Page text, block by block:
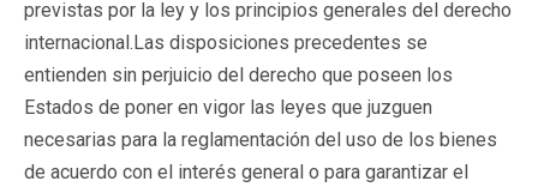
previstas por la ley y los principios generales del derecho
internacional.Las disposiciones precedentes se
entienden sin perjuicio del derecho que poseen los
Estados de poner en vigor las leyes que juzguen
necesarias para la reglamentación del uso de los bienes
de acuerdo con el interés general o para garantizar el